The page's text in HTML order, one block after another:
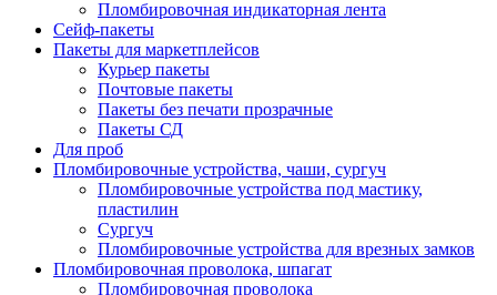
Пломбировочная индикаторная лента
Сейф-пакеты
Пакеты для маркетплейсов
Курьер пакеты
Почтовые пакеты
Пакеты без печати прозрачные
Пакеты СД
Для проб
Пломбировочные устройства, чаши, сургуч
Пломбировочные устройства под мастику,
пластилин
Сургуч
Пломбировочные устройства для врезных замков
Пломбировочная проволока, шпагат
Пломбировочная проволока